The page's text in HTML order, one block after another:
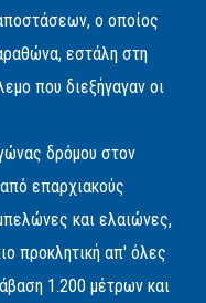
ο οποίος
εστάλη στη
που διεξήγαγαν οι
δρόμου στον
επαρχιακούς
και ελαιώνες,
προκλητική απ' όλες
1.200 μέτρων και